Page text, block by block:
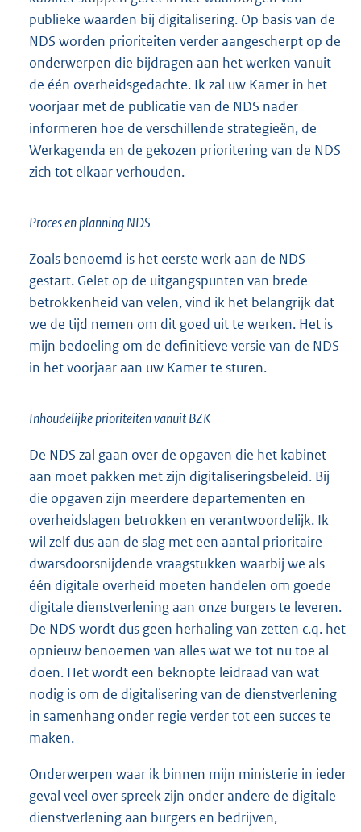
publieke waarden bij digitalisering. Op basis van de
NDS worden prioriteiten verder aangescherpt op de
onderwerpen die bijdragen aan het werken vanuit
de één overheidsgedachte. Ik zal uw Kamer in het
voorjaar met de publicatie van de NDS nader
informeren hoe de verschillende strategieën, de
Werkagenda en de gekozen prioritering van de NDS
zich tot elkaar verhouden.
Proces en planning NDS
Zoals benoemd is het eerste werk aan de NDS
gestart. Gelet op de uitgangspunten van brede
betrokkenheid van velen, vind ik het belangrijk dat
we de tijd nemen om dit goed uit te werken. Het is
mijn bedoeling om de definitieve versie van de NDS
in het voorjaar aan uw Kamer te sturen.
Inhoudelijke prioriteiten vanuit BZK
De NDS zal gaan over de opgaven die het kabinet
aan moet pakken met zijn digitaliseringsbeleid. Bij
die opgaven zijn meerdere departementen en
overheidslagen betrokken en verantwoordelijk. Ik
wil zelf dus aan de slag met een aantal prioritaire
dwarsdoorsnijdende vraagstukken waarbij we als
één digitale overheid moeten handelen om goede
digitale dienstverlening aan onze burgers te leveren.
De NDS wordt dus geen herhaling van zetten c.q. het
opnieuw benoemen van alles wat we tot nu toe al
doen. Het wordt een beknopte leidraad van wat
nodig is om de digitalisering van de dienstverlening
in samenhang onder regie verder tot een succes te
maken.
Onderwerpen waar ik binnen mijn ministerie in ieder
geval veel over spreek zijn onder andere de digitale
dienstverlening aan burgers en bedrijven,